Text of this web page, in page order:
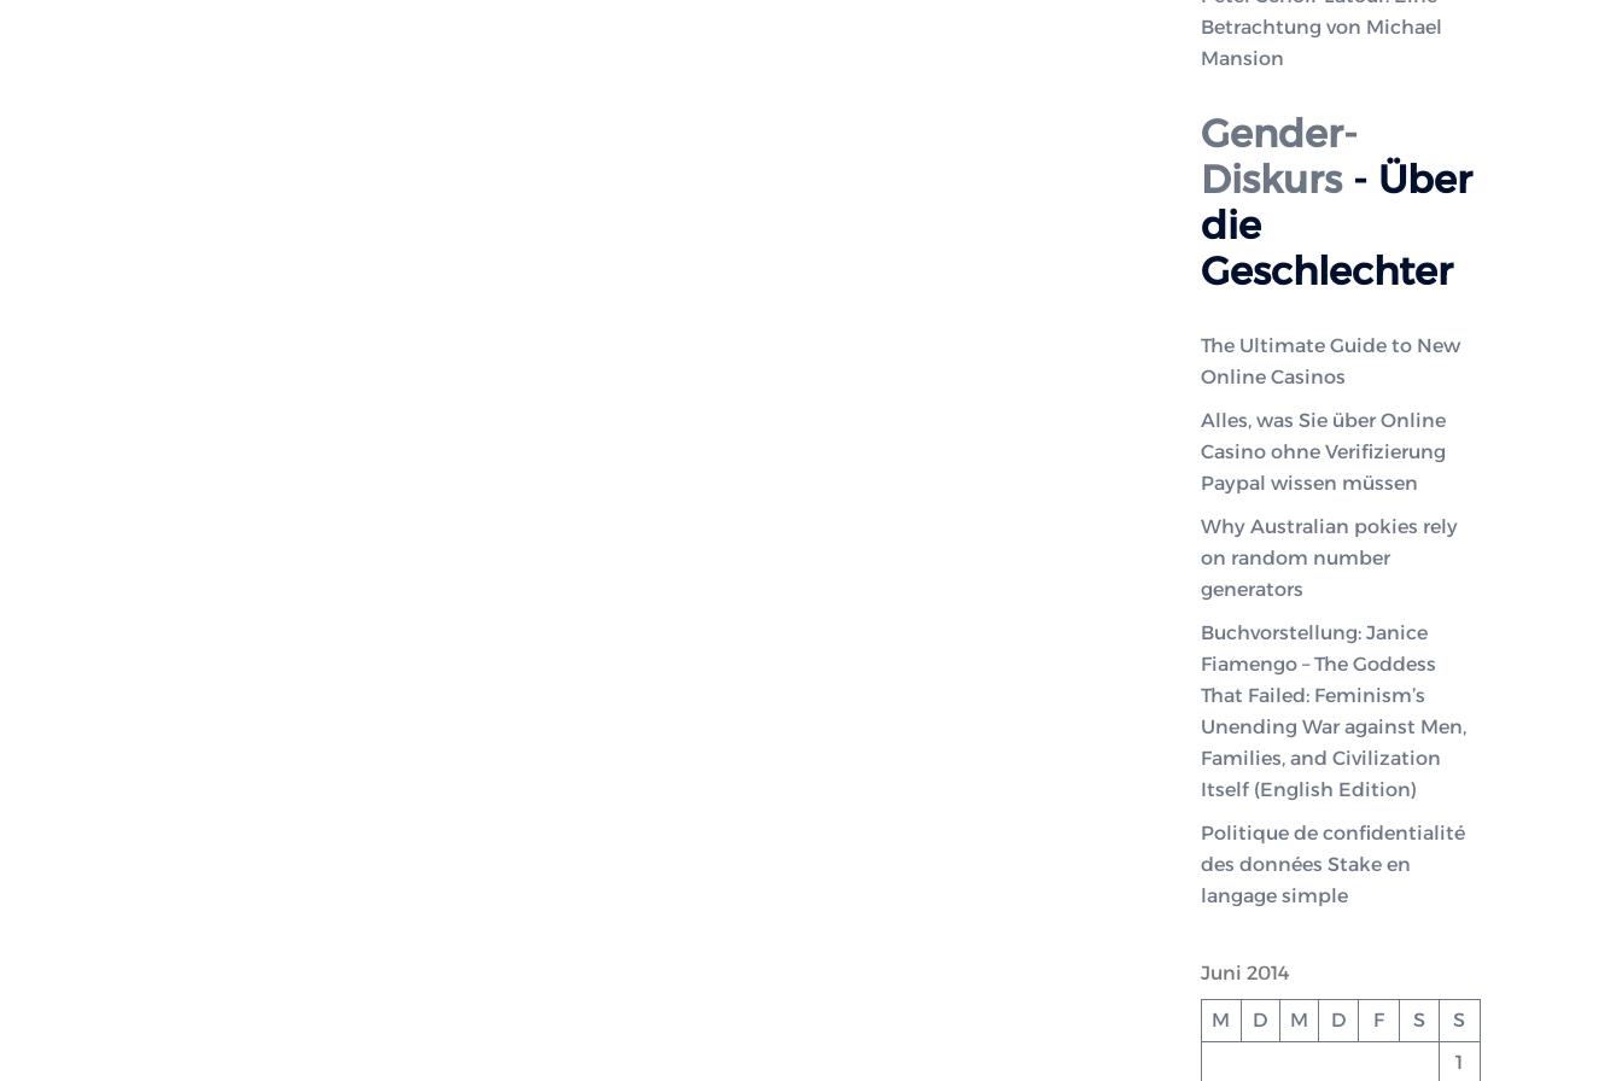
Betrachtung von Michael
Mansion
Gender-
Diskurs- Über
die
Geschlechter
The Ultimate Guide to New
Online Casinos
Alles, was Sie über Online
Casino ohne Verifizierung
Paypal wissen müssen
Why Australian pokies rely
on random number
generators
Buchvorstellung: Janice
Fiamengo – The Goddess
That Failed: Feminism’s
Unending War against Men,
Families, and Civilization
Itself (English Edition)
Politique de confidentialité
des données Stake en
langage simple
Juni 2014
M D M D F S
S
1